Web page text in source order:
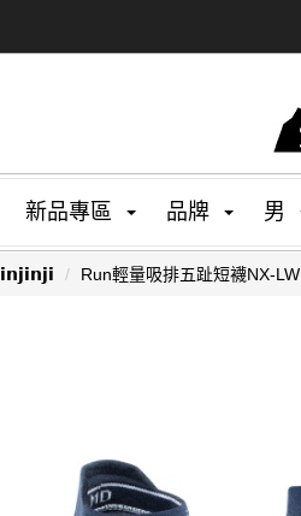
新品專區 品牌 男
𝗶𝗻𝗷𝗶𝗻𝗷𝗶 Run輕量吸排五趾短襪NX-LW